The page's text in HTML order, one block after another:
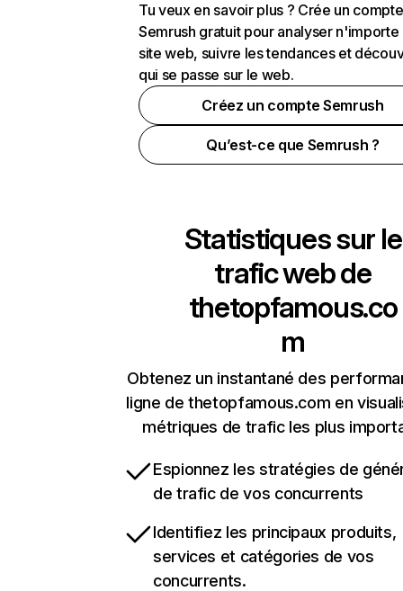
Tu veux en savoir plus ? Crée un compte
Semrush gratuit pour analyser n'importe
site web, suivre les tendances et
qui se passe sur le web.
Créez un compte Semrush
Qu’est-ce que Semrush ?
Statistiques sur le
trafic web de
thetopfamous.co
m
Obtenez un instantané des
ligne de thetopfamous.com en
métriques de trafic les plus
Espionnez les stratégies de
de trafic de vos concurrents
Identifiez les principaux produits,
services et catégories de vos
concurrents.